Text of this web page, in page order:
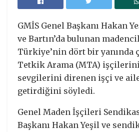
GMİS Genel Başkanı Hakan
ve Bartın’da bulunan
Türkiye’nin dört bir yanında
Tetkik Arama (MTA)
sevgilerini direnen işçi ve
getirdiğini söyledi.
Genel Maden İşçileri
Başkanı Hakan Yeşil ve